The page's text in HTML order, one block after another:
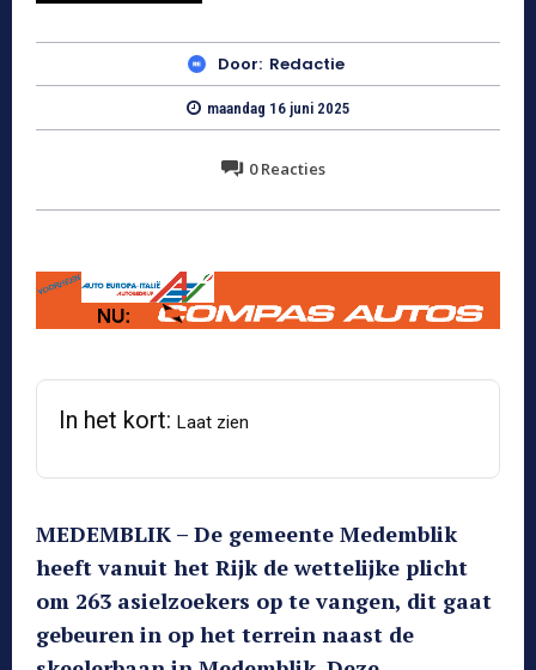
Door: Redactie
maandag 16 juni 2025
0Reacties
In het kort: Laat zien
MEDEMBLIK – De gemeente Medemblik
heeft vanuit het Rijk de wettelijke plicht
om 263 asielzoekers op te vangen, dit gaat
gebeuren in op het terrein naast de